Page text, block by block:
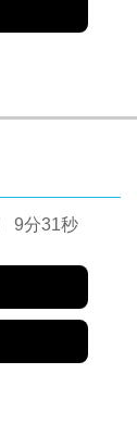
9分31秒